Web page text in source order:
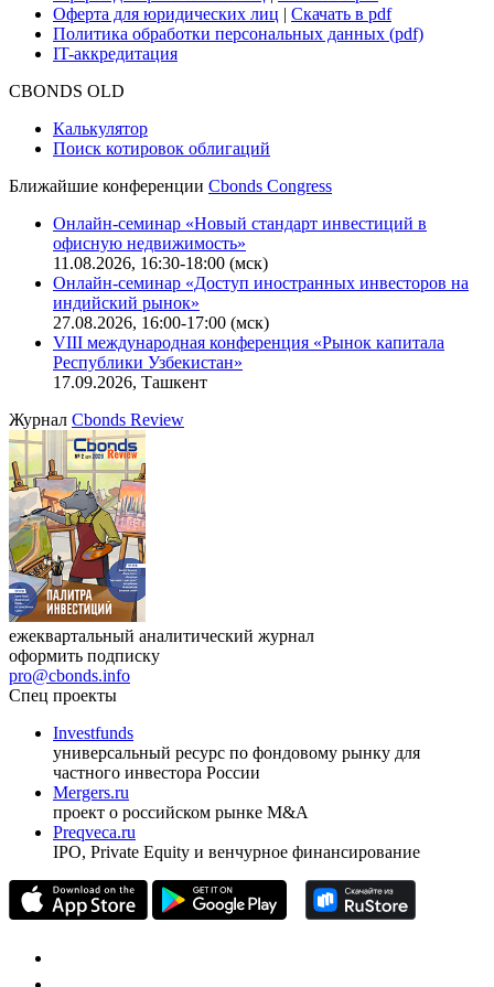
Руководство пользователя сайта
Функциональные характеристики сайта|Скачать в pdf
Описание процессов жизненного цикла сайта
Оферта для юридических лиц
IT-аккредитация
Поиск котировок облигаций
Ближайшие конференцииCbonds Congress
Онлайн-семинар «Новый стандарт инвестиций в
офисную недвижимость»
11.08.2026, 16:30-18:00 (мск)
Онлайн-семинар «Доступ иностранных инвесторов на
индийский рынок»
VIII международная конференция «Рынок капитала
Республики Узбекистан»
17.09.2026, Ташкент
ЖурналCbonds Review
оформить подписку
pro@cbonds.info
Спец проекты
Investfunds
универсальный ресурс по фондовому рынку для
частного инвестора России
проект о российском рынке M&A
Preqveca.ru